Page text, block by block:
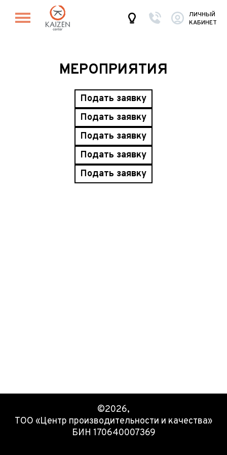
ЛИЧНЫЙ
КАБИНЕТ
МЕРОПРИЯТИЯ
Подать заявку
Подать заявку
Подать заявку
Подать заявку
Подать заявку
©2026,
ТОО «Центр производительности и качества»
БИН 170640007369